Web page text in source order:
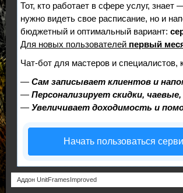
Тот, кто работает в сфере услуг,
нужно видеть свое расписание, но и
бюджетный и оптимальный вариант:
Для новых пользователей первый
Чат-бот для мастеров и специалистов,
— Сам записывает клиентов и
— Персонализирует скидки,
— Увеличивает доходимость и
Начать пользоваться